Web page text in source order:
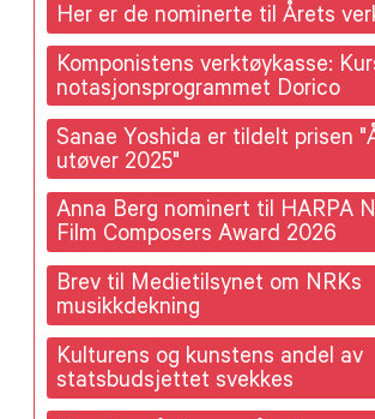
Her er de nominerte til Årets
Komponistens verktøykasse:
notasjonsprogrammet Dorico
Sanae Yoshida er tildelt prisen
utøver 2025"
Anna Berg nominert til HARPA
Film Composers Award 2026
Brev til Medietilsynet om NRKs
musikkdekning
Kulturens og kunstens andel av
statsbudsjettet svekkes